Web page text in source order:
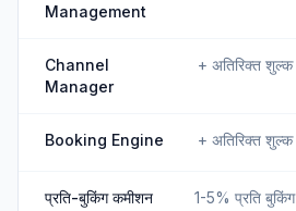
Management
Channel
Manager
+ अतिरिक्त शुल्क
Booking Engine + अतिरिक्त शुल्क
प्रति-बुकिंग कमीशन 1-5% प्रति बुकिंग